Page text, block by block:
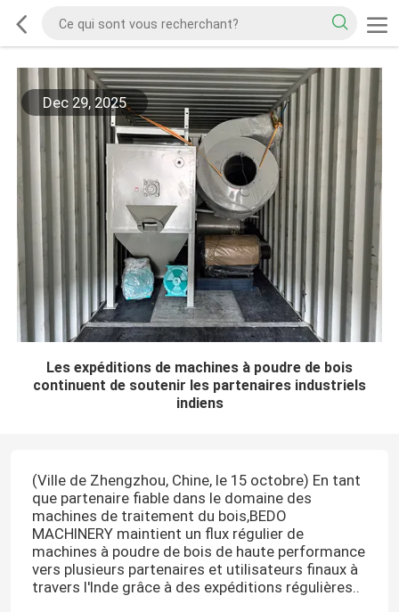
Dec 29, 2025
Les expéditions de machines à poudre de bois
continuent de soutenir les partenaires industriels
indiens
(Ville de Zhengzhou, Chine, le 15 octobre) En tant
que partenaire fiable dans le domaine des
machines de traitement du bois,BEDO
MACHINERY maintient un flux régulier de
machines à poudre de bois de haute performance
vers plusieurs partenaires et utilisateurs finaux à
travers l'Inde grâce à des expéditions régulières..